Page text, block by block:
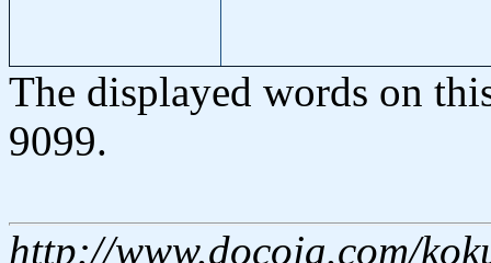
The displayed words on
9099.
http://www.docoja.com/